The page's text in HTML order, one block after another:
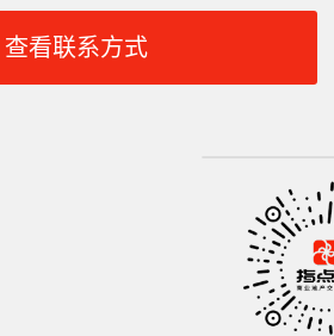
查看联系方式